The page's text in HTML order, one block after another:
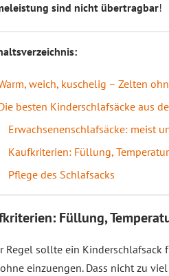
sind nicht übertragbar!
weich, kuschelig – Zelten
besten Kinderschlafsäcke aus
Erwachsenenschlafsäcke: meist
Kaufkriterien: Füllung,
Pflege des Schlafsacks
Füllung,
Regel sollte ein Kinderschlafsack
einzuengen. Dass nicht zu